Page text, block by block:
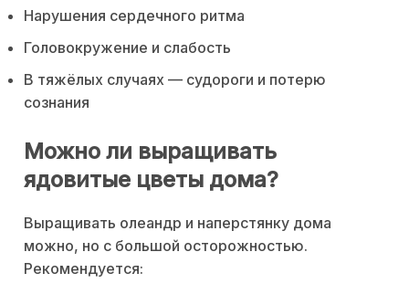
Нарушения сердечного ритма
Головокружение и слабость
В тяжёлых случаях — судороги и потерю
сознания
Можно ли выращивать
ядовитые цветы дома?
Выращивать олеандр и наперстянку дома
можно, но с большой осторожностью.
Рекомендуется: